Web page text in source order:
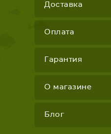
Доставка
Оплата
Гарантия
О магазине
Блог